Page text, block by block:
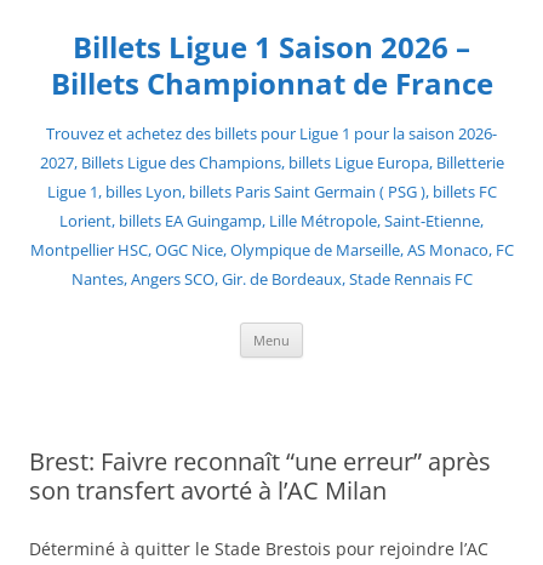
contentBillets Ligue 1 Saison 2026 –
Billets Championnat de France
Trouvez et achetez des billets pour Ligue 1 pour la saison 2026-
2027, Billets Ligue des Champions, billets Ligue Europa, Billetterie
Ligue 1, billes Lyon, billets Paris Saint Germain ( PSG ), billets FC
Lorient, billets EA Guingamp, Lille Métropole, Saint-Etienne,
Montpellier HSC, OGC Nice, Olympique de Marseille, AS Monaco, FC
Nantes, Angers SCO, Gir. de Bordeaux, Stade Rennais FC
Menu
Brest: Faivre reconnaît “une erreur” après
son transfert avorté à l’AC Milan
Déterminé à quitter le Stade Brestois pour rejoindre l’AC